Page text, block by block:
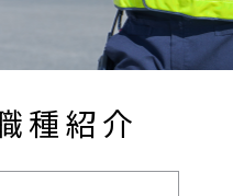
種紹介